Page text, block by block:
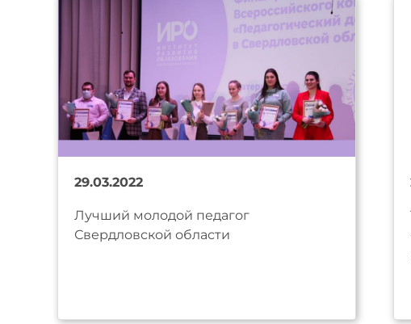
29.03.2022
Лучший молодой педагог
Свердловской области